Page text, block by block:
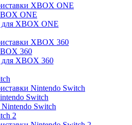
XBOX ONE
ONE
для XBOX ONE
XBOX 360
360
для XBOX 360
Nintendo Switch
Switch
Nintendo Switch
2